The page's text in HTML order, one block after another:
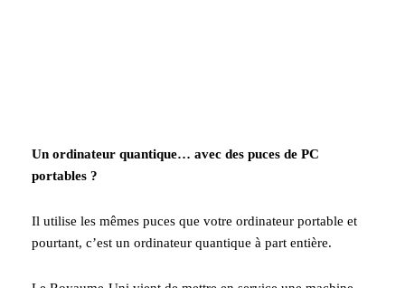
Un ordinateur quantique… avec des puces de PC
portables ?
Il utilise les mêmes puces que votre ordinateur portable et
pourtant, c’est un ordinateur quantique à part entière.